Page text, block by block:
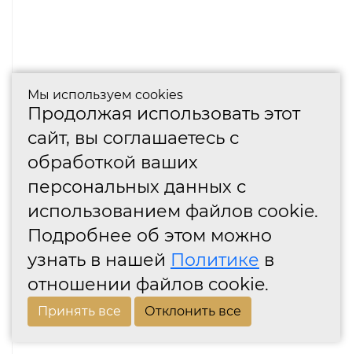
Мы используем cookies
Продолжая использовать этот
сайт, вы соглашаетесь с
обработкой ваших
персональных данных с
использованием файлов cookie.
Подробнее об этом можно
узнать в нашей Политике в
отношении файлов cookie.
Принять все Отклонить все